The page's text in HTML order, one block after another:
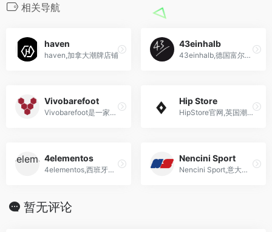
相关导航
haven
haven,加拿大潮牌店铺
43einhalb
43einhalb,德国富尔达运动鞋店
Vivobarefoot
Vivobarefoot是一家专注于裸足鞋设计和制造的英国品牌，提供自然、健康和环保的鞋款。
Hip Store
HipStore官网,英国潮牌集合地网站,HIP购物网站海淘HipStore是寻找具有目的和质量的服装的现代男士唯一和多元化品牌的头号目的地。TheHipStore由利兹市中心的一家商店和一个网站组成，其中包含一系列独特而受追捧...
4elementos
4elementos,西班牙海淘球鞋网站,抽签软件
Nencini Sport
Nencini Sport,意大利体育服饰用品网站
暂无评论